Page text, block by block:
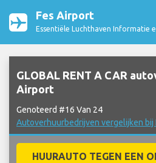
Fes Airport
Essentiële Luchthaven Informatie
GLOBAL RENT A CAR
Airport
Genoteerd #16 Van 24
Autoverhuurbedrijven vergelijken bij
HUURAUTO TEGEN EEN